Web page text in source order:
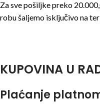
Za sve pošiljke preko
robu šaljemo isključivo na
KUPOVINA U
Plaćanje